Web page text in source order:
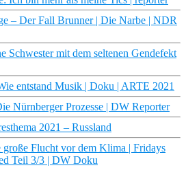
– Der Fall Brunner | Die Narbe | NDR
Schwester mit dem seltenen Gendefekt
entstand Musik | Doku | ARTE 2021
Nürnberger Prozesse | DW Reporter
2021 – Russland
Flucht vor dem Klima | Fridays
Teil 3/3 | DW Doku